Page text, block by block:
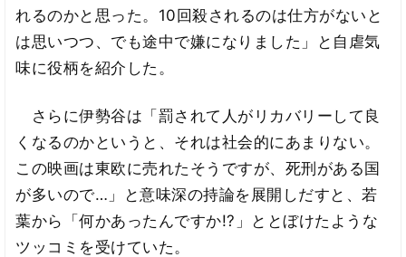
れるのかと思った。10回殺されるのは仕方がないと
は思いつつ、でも途中で嫌になりました」と自虐気
味に役柄を紹介した。
さらに伊勢谷は「罰されて人がリカバリーして良
くなるのかというと、それは社会的にあまりない。
この映画は東欧に売れたそうですが、死刑がある国
が多いので…」と意味深の持論を展開しだすと、若
葉から「何かあったんですか!?」ととぼけたような
ツッコミを受けていた。